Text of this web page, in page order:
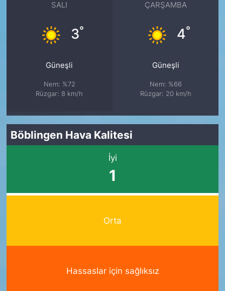
SALI
3°
Güneşli
Nem: %72
Rüzgar: 8 km/h
ÇARŞAMBA
4°
Güneşli
Nem: %66
Rüzgar: 20 km/h
Böblingen Hava Kalitesi
İyi
1
Orta
Hassaslar için sağlıksız